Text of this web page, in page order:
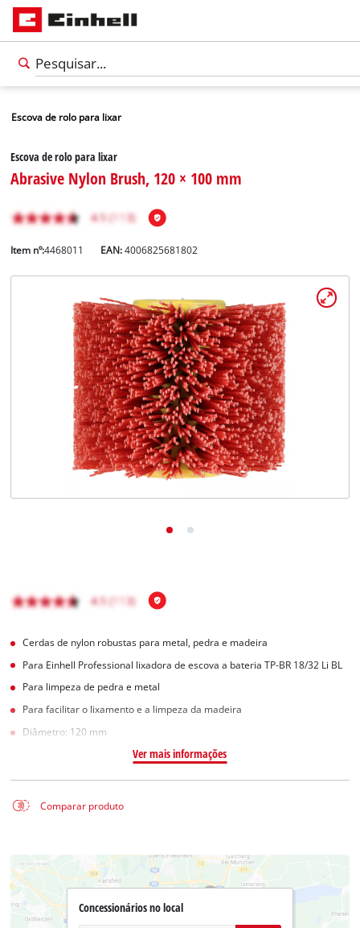
Português
English
Escova de rolo para lixar
Escova de rolo para lixar
Abrasive Nylon Brush, 120 × 100 mm
Item nº:4468011 EAN:4006825681802
Cerdas de nylon robustas para metal, pedra e madeira
Para Einhell Professional lixadora de escova a bateria TP-BR 18/32 Li BL
Para limpeza de pedra e metal
Para facilitar o lixamento e a limpeza da madeira
Diâmetro: 120 mm
Ver mais informações
Comparar produto
Concessionários no local